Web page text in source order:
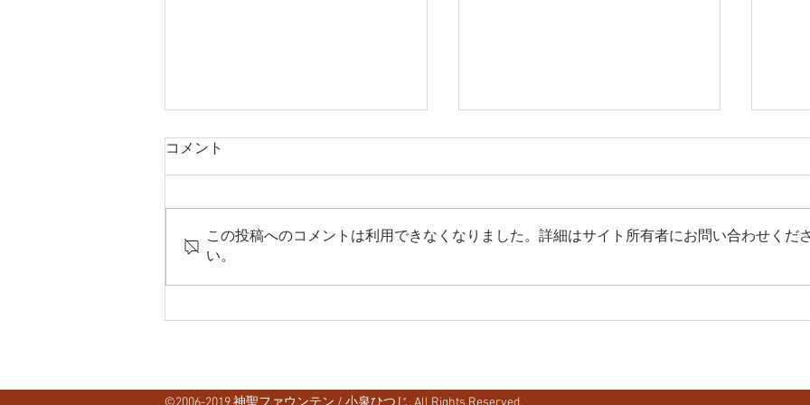
秋季例大祭おしながき
【秋季例大祭9】苗床霊夢ち
【
コメント
この投稿へのコメントは利用できなくなりました。詳細はサイト所有者にお問い合わせくださ
い。